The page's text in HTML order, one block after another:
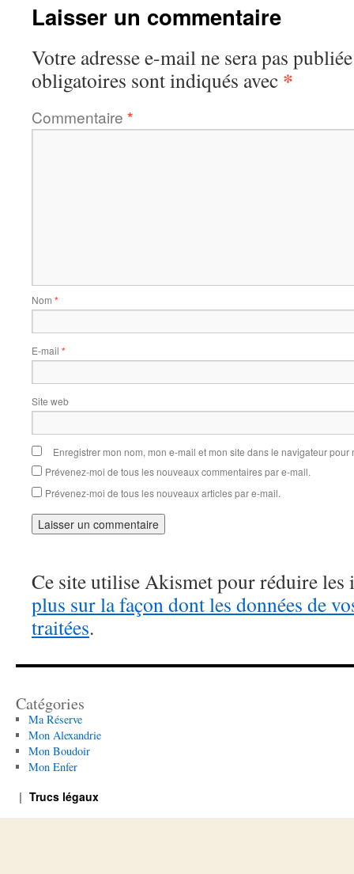
Laisser un commentaire
Votre adresse e-mail ne sera pas
obligatoires sont indiqués avec *
Commentaire *
Nom *
E-mail *
Site web
Enregistrer mon nom, mon e-mail et mon site dans le navigateur
Prévenez-moi de tous les nouveaux commentaires par e-mail.
Prévenez-moi de tous les nouveaux articles par e-mail.
Ce site utilise Akismet pour réduire les
plus sur la façon dont les données de
traitées.
Catégories
Ma Réserve
Mon Alexandrie
Mon Boudoir
Mon Enfer
Trucs légaux